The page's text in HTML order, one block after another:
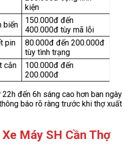
kiện
biến
150.000đ đến
400.000đ tùy mã lỗi
pin
80.000đ đến 200.000đ
tùy tình trạng
cắn
100.000đ đến
200.000đ
đến 6h sáng cao hơn ban ngày
báo rõ ràng trước khi thợ xuất
Máy SH Cần Thợ